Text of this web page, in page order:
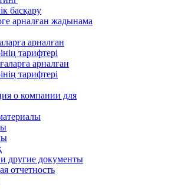
басқару
арналған жадынама
арналған
тарифтері
арналған
тарифтері
о компании для
другие документы
отчетность